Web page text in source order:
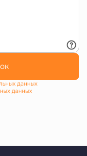
данных
данных